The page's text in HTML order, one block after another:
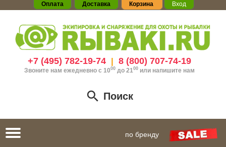
Оплата Доставка Корзина Вход
+7 (495) 782-19-74| 8 (800) 707-74-19
Звоните нам ежедневно с 1000до 21 00 или напишите нам
Поиск
Toggle
navigation
по бренду